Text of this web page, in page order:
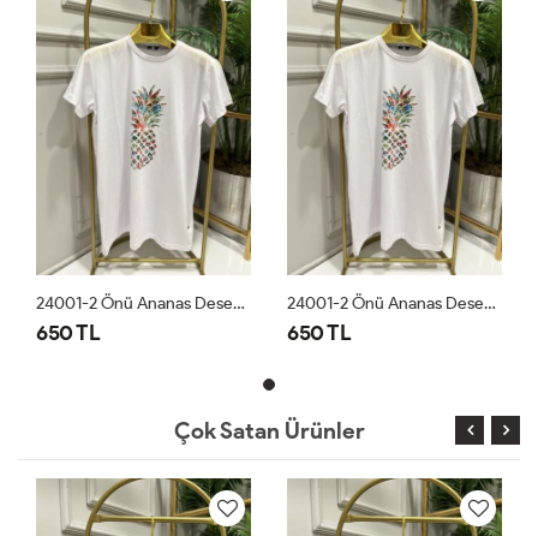
24001-2 Önü Ananas Desen Bluz Beyaz
650 TL
24001-2 Önü Ananas Desen Bluz Beyaz
650 TL
Çok Satan Ürünler